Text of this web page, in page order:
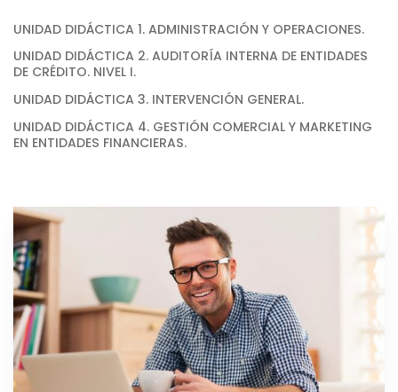
UNIDAD DIDÁCTICA 1. ADMINISTRACIÓN Y OPERACIONES.
UNIDAD DIDÁCTICA 2. AUDITORÍA INTERNA DE ENTIDADES
DE CRÉDITO. NIVEL I.
UNIDAD DIDÁCTICA 3. INTERVENCIÓN GENERAL.
UNIDAD DIDÁCTICA 4. GESTIÓN COMERCIAL Y MARKETING
EN ENTIDADES FINANCIERAS.